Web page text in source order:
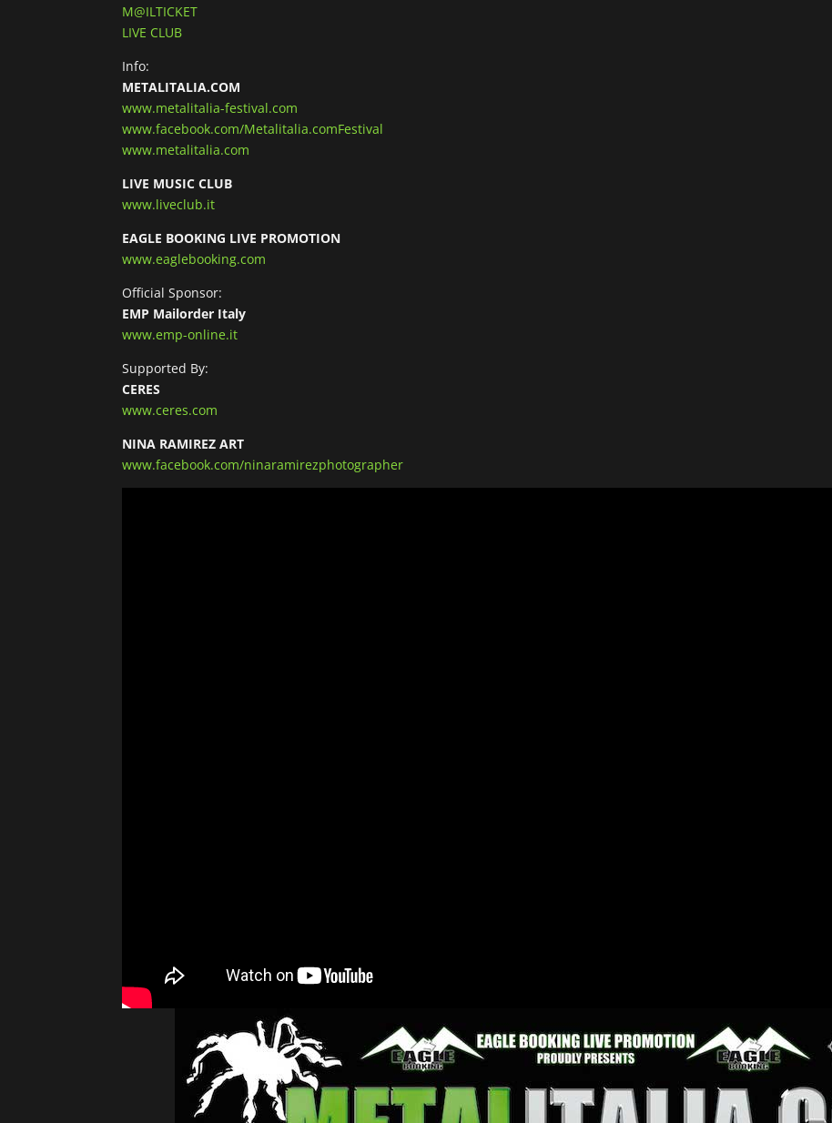
M@ILTICKET
LIVE CLUB
Info:
METALITALIA.COM
www.metalitalia-festival.com
www.facebook.com/Metalitalia.comFestival
www.metalitalia.com
LIVE MUSIC CLUB
www.liveclub.it
EAGLE BOOKING LIVE PROMOTION
www.eaglebooking.com
Official Sponsor:
EMP Mailorder Italy
www.emp-online.it
Supported By:
CERES
www.ceres.com
NINA RAMIREZ ART
www.facebook.com/ninaramirezphotographer